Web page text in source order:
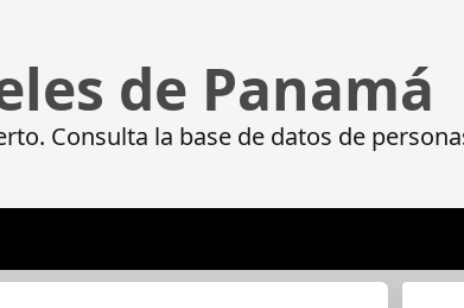
de Panamá
Consulta la base de datos de